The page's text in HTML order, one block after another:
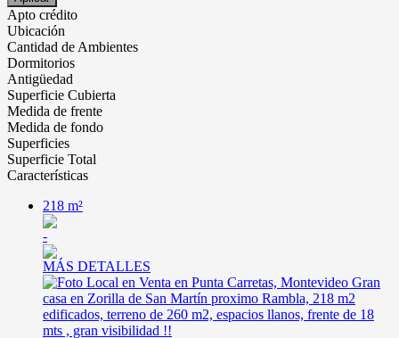
Apto crédito
Ubicación
Cantidad de Ambientes
Dormitorios
Antigüedad
Superficie Cubierta
Medida de frente
Medida de fondo
Superficies
Superficie Total
Características
218 m²
-
MÁS DETALLES